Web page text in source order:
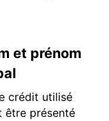
et prénom
crédit utilisé
être présenté